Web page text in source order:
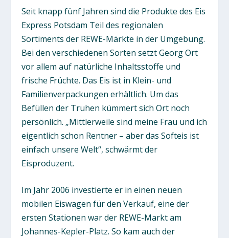
Seit knapp fünf Jahren sind die Produkte des Eis
Express Potsdam Teil des regionalen
Sortiments der REWE-Märkte in der Umgebung.
Bei den verschiedenen Sorten setzt Georg Ort
vor allem auf natürliche Inhaltsstoffe und
frische Früchte. Das Eis ist in Klein- und
Familienverpackungen erhältlich. Um das
Befüllen der Truhen kümmert sich Ort noch
persönlich. „Mittlerweile sind meine Frau und ich
eigentlich schon Rentner – aber das Softeis ist
einfach unsere Welt“, schwärmt der
Eisproduzent.
Im Jahr 2006 investierte er in einen neuen
mobilen Eiswagen für den Verkauf, eine der
ersten Stationen war der REWE-Markt am
Johannes-Kepler-Platz. So kam auch der